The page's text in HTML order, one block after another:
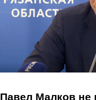
Павел Малков не